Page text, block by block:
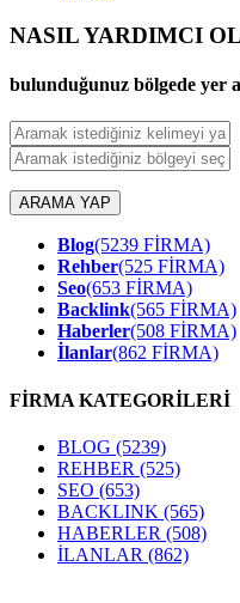
NASIL YARDIMCI
bulunduğunuz bölgede yer
ARAMA YAP
Blog(5239 FİRMA)
Rehber(525 FİRMA)
Seo(653 FİRMA)
Backlink(565 FİRMA)
Haberler(508 FİRMA)
İlanlar(862 FİRMA)
FİRMA KATEGORİLERİ
BLOG (5239)
REHBER (525)
SEO (653)
BACKLINK (565)
HABERLER (508)
İLANLAR (862)